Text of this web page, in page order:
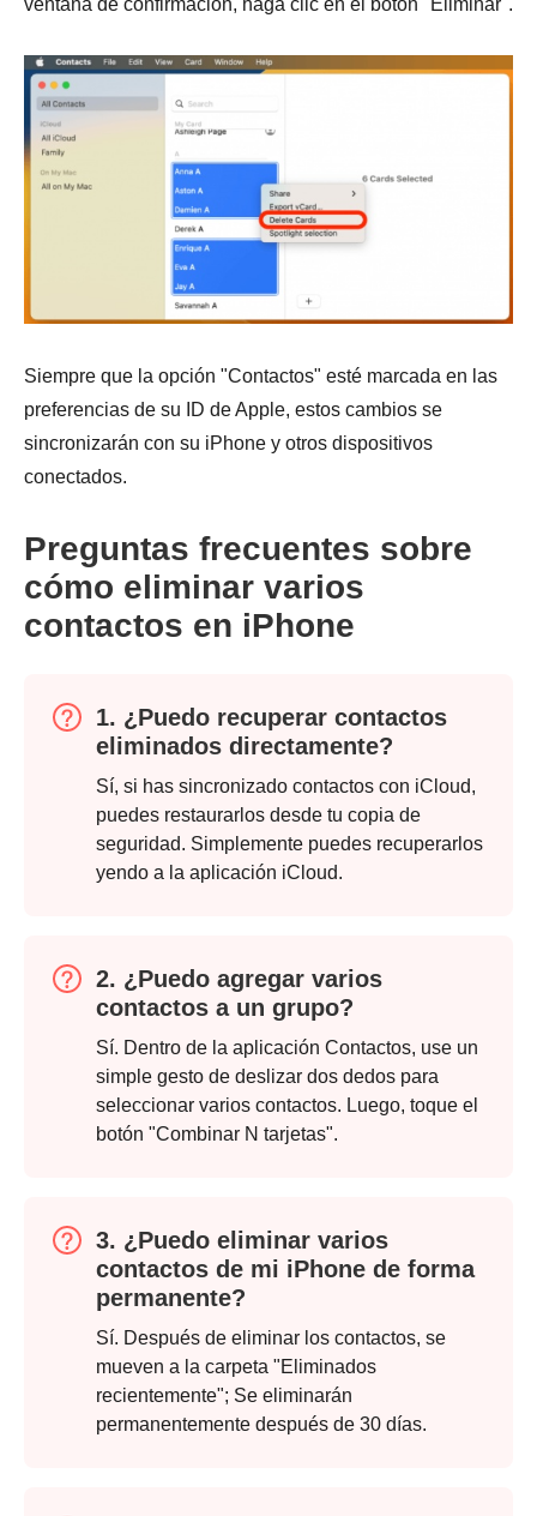
Paso 2.
ventana de confirmación, haga clic en el botón "Eliminar".
Siempre que la opción "Contactos" esté marcada en las
preferencias de su ID de Apple, estos cambios se
sincronizarán con su iPhone y otros dispositivos
conectados.
Preguntas frecuentes sobre
cómo eliminar varios
contactos en iPhone
1. ¿Puedo recuperar contactos
eliminados directamente?
Sí, si has sincronizado contactos con iCloud,
puedes restaurarlos desde tu copia de
seguridad. Simplemente puedes recuperarlos
yendo a la aplicación iCloud.
2. ¿Puedo agregar varios
contactos a un grupo?
Sí. Dentro de la aplicación Contactos, use un
simple gesto de deslizar dos dedos para
seleccionar varios contactos. Luego, toque el
botón "Combinar N tarjetas".
3. ¿Puedo eliminar varios
contactos de mi iPhone de forma
permanente?
Sí. Después de eliminar los contactos, se
mueven a la carpeta "Eliminados
recientemente"; Se eliminarán
permanentemente después de 30 días.